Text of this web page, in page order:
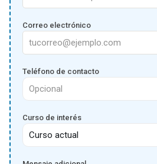
Correo electrónico
Teléfono de contacto
Curso de interés